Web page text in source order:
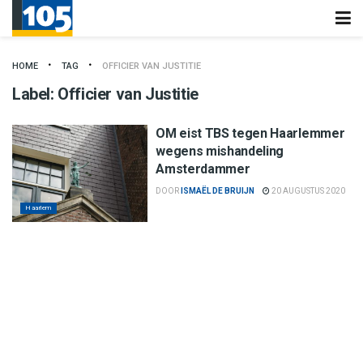
HOME TAG OFFICIER VAN JUSTITIE
Label: Officier van Justitie
Haarlem
OM eist TBS tegen Haarlemmer
wegens mishandeling
Amsterdammer
DOOR ISMAËL DE BRUIJN 20 AUGUSTUS 2020